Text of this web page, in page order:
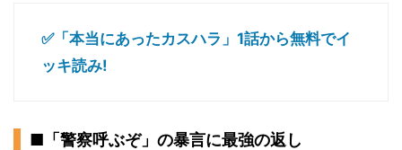
✅「本当にあったカスハラ」1話から無料でイ
ッキ読み!
■「警察呼ぶぞ」の暴言に最強の返し